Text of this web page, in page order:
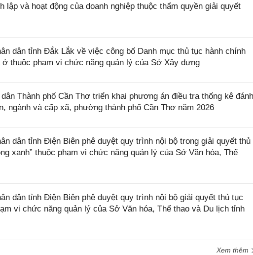
và hoạt động của doanh nghiệp thuộc thẩm quyền giải quyết
dân tỉnh Đắk Lắk về việc công bố Danh mục thủ tục hành chính
thuộc phạm vi chức năng quản lý của Sở Xây dựng
Thành phố Cần Thơ triển khai phương án điều tra thống kê đánh
ngành và cấp xã, phường thành phố Cần Thơ năm 2026
dân tỉnh Điện Biên phê duyệt quy trình nội bộ trong giải quyết thủ
xanh” thuộc phạm vi chức năng quản lý của Sở Văn hóa, Thể
dân tỉnh Điện Biên phê duyệt quy trình nội bộ giải quyết thủ tục
vi chức năng quản lý của Sở Văn hóa, Thể thao và Du lịch tỉnh
Xem thêm